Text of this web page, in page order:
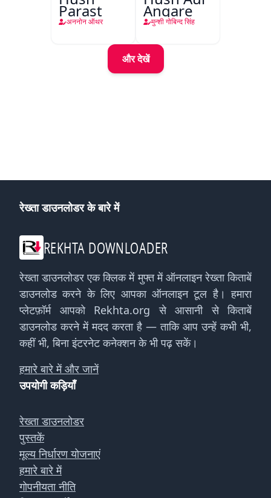
Parast
अननोन ऑथर
Angare
मुन्शी गोबिन्द सिंह
और देखें
रेख्ता डाउनलोडर के बारे में
REKHTA DOWNLOADER
रेख्ता डाउनलोडर एक क्लिक में मुफ्त में ऑनलाइन रेख्ता किताबें
डाउनलोड करने के लिए आपका ऑनलाइन टूल है। हमारा
प्लेटफ़ॉर्म आपको Rekhta.org से आसानी से किताबें
डाउनलोड करने में मदद करता है — ताकि आप उन्हें कभी भी,
कहीं भी, बिना इंटरनेट कनेक्शन के भी पढ़ सकें।
हमारे बारे में और जानें
उपयोगी कड़ियाँ
रेख्ता डाउनलोडर
पुस्तकें
मूल्य निर्धारण योजनाएं
हमारे बारे में
गोपनीयता नीति